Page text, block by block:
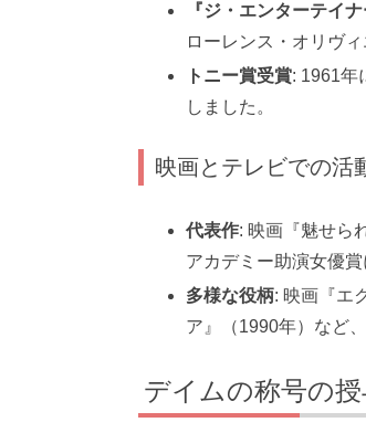
『ジ・エンターテイナ
ローレンス・オリヴ
トニー賞受賞: 1961年
しました。
映画とテレビでの活
代表作: 映画『魅せら
アカデミー助演女優
多様な役柄: 映画『エ
ア』（1990年）など
デイムの称号の授